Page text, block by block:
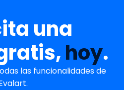
una
hoy.
las funcionalidades de